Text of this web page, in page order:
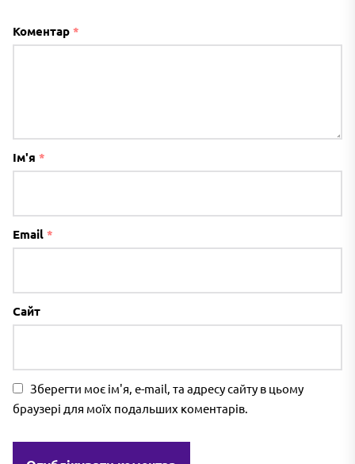
Коментар *
Ім'я *
Email *
Сайт
Зберегти моє ім'я, e-mail, та адресу сайту в цьому
браузері для моїх подальших коментарів.